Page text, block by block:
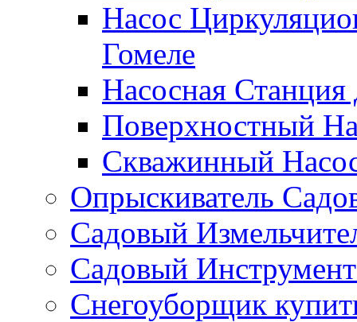
Насос
Гомеле
Насосная
Поверхностный
Скважинный
Опрыскиватель
Садовый
Садовый
Снегоуборщик